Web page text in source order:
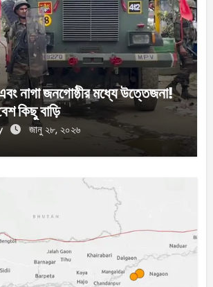
নাগা জনগোষ্ঠীর মধ্যে উত্তেজনা!
কিছু বাড়ি
জানু ২৮, ২০২৬